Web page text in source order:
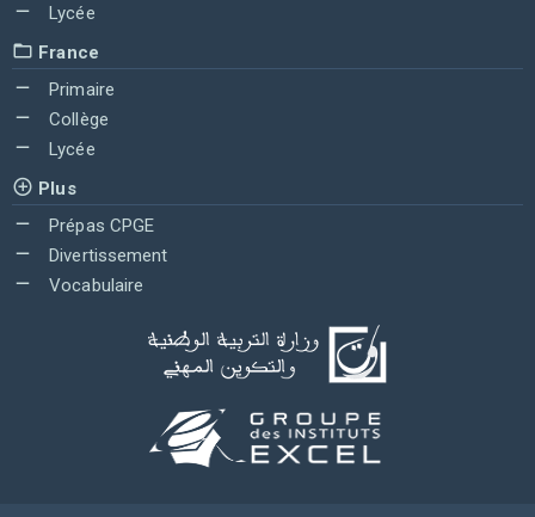
Lycée
France
Primaire
Collège
Lycée
Plus
Prépas CPGE
Divertissement
Vocabulaire